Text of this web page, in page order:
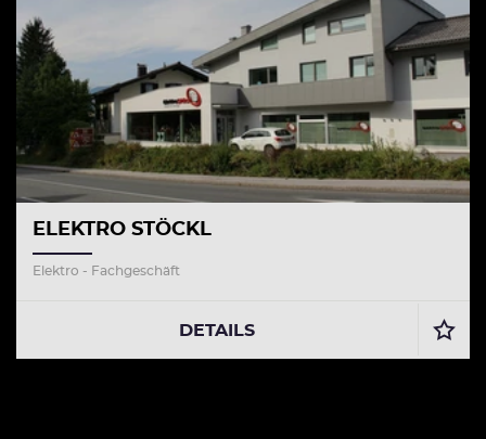
ELEKTRO STÖCKL
Elektro - Fachgeschäft
DETAILS